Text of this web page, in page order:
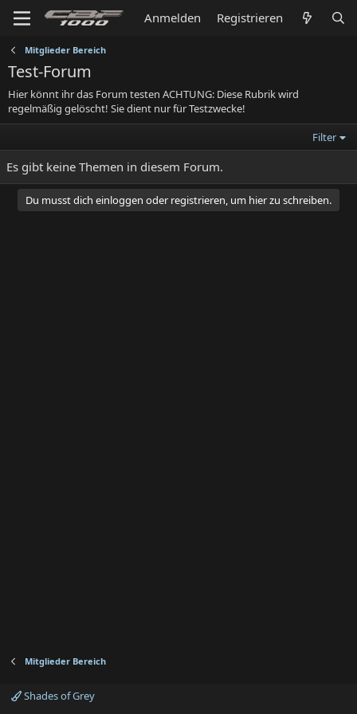
Anmelden Registrieren
Mitglieder Bereich
Test-Forum
Hier könnt ihr das Forum testen ACHTUNG: Diese Rubrik wird
regelmäßig gelöscht! Sie dient nur für Testzwecke!
Filter
Es gibt keine Themen in diesem Forum.
Du musst dich einloggen oder registrieren, um hier zu schreiben.
Mitglieder Bereich
Shades of Grey